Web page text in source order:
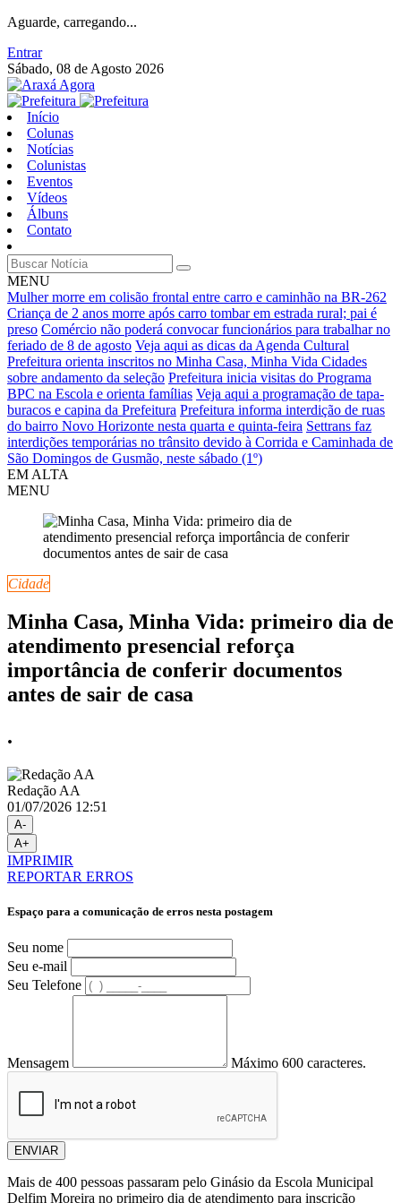
Aguarde, carregando...
Entrar
Sábado, 08 de Agosto 2026
Início
Colunas
Notícias
Colunistas
Eventos
Vídeos
Álbuns
Contato
MENU
Mulher morre em colisão frontal entre carro e caminhão na BR-262
Criança de 2 anos morre após carro tombar em estrada rural; pai é
preso Comércio não poderá convocar funcionários para trabalhar no
feriado de 8 de agosto Veja aqui as dicas da Agenda Cultural
Prefeitura orienta inscritos no Minha Casa, Minha Vida Cidades
sobre andamento da seleção Prefeitura inicia visitas do Programa
BPC na Escola e orienta famílias Veja aqui a programação de tapa-
buracos e capina da Prefeitura Prefeitura informa interdição de ruas
do bairro Novo Horizonte nesta quarta e quinta-feira Settrans faz
interdições temporárias no trânsito devido à Corrida e Caminhada de
São Domingos de Gusmão, neste sábado (1º)
EM ALTA
MENU
Cidade
Minha Casa, Minha Vida: primeiro dia de
atendimento presencial reforça
importância de conferir documentos
antes de sair de casa
.
Redação AA
01/07/2026 12:51
A-
A+
IMPRIMIR
REPORTAR ERROS
Espaço para a comunicação de erros nesta postagem
Seu nome
Seu e-mail
Seu Telefone
Mensagem Máximo 600 caracteres.
ENVIAR
Mais de 400 pessoas passaram pelo Ginásio da Escola Municipal
Delfim Moreira no primeiro dia de atendimento para inscrição